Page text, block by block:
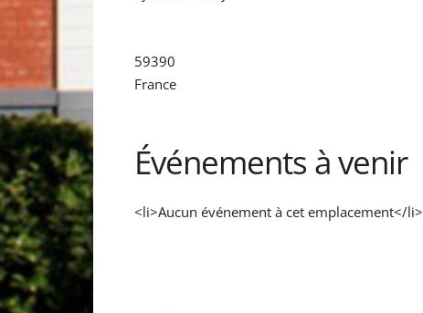
59390
France
Événements à venir
<li>Aucun événement à cet emplacement</li>